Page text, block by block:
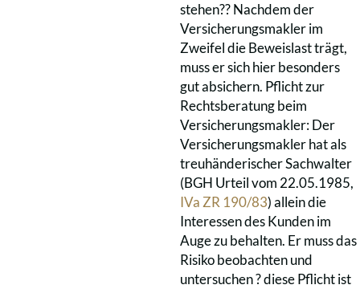
stehen?? Nachdem der
Versicherungsmakler im
Zweifel die Beweislast trägt,
muss er sich hier besonders
gut absichern. Pflicht zur
Rechtsberatung beim
Versicherungsmakler: Der
Versicherungsmakler hat als
treuhänderischer Sachwalter
(BGH Urteil vom 22.05.1985,
IVa ZR 190/83) allein die
Interessen des Kunden im
Auge zu behalten. Er muss das
Risiko beobachten und
untersuchen ? diese Pflicht ist